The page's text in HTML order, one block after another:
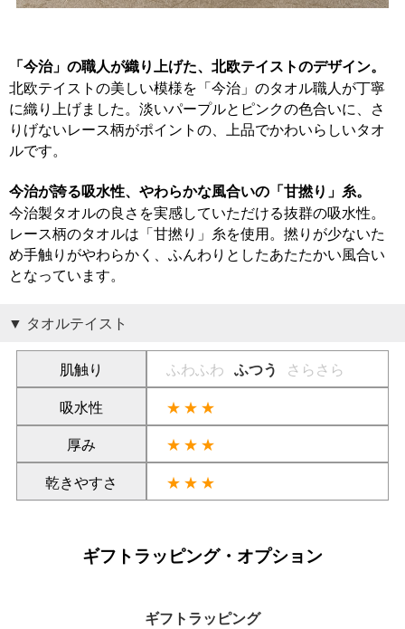
「今治」の職人が織り上げた、北欧テイストのデザイン。
北欧テイストの美しい模様を「今治」のタオル職人が丁寧
に織り上げました。淡いパープルとピンクの色合いに、さ
りげないレース柄がポイントの、上品でかわいらしいタオ
ルです。
今治が誇る吸水性、やわらかな風合いの「甘撚り」糸。
今治製タオルの良さを実感していただける抜群の吸水性。
レース柄のタオルは「甘撚り」糸を使用。撚りが少ないた
め手触りがやわらかく、ふんわりとしたあたたかい風合い
となっています。
タオルテイスト
肌触り ふわふわ ふつう
さらさら
吸水性
★★★
厚み
★★★
乾きやすさ
★★★
ギフトラッピング・オプション
ギフトラッピング